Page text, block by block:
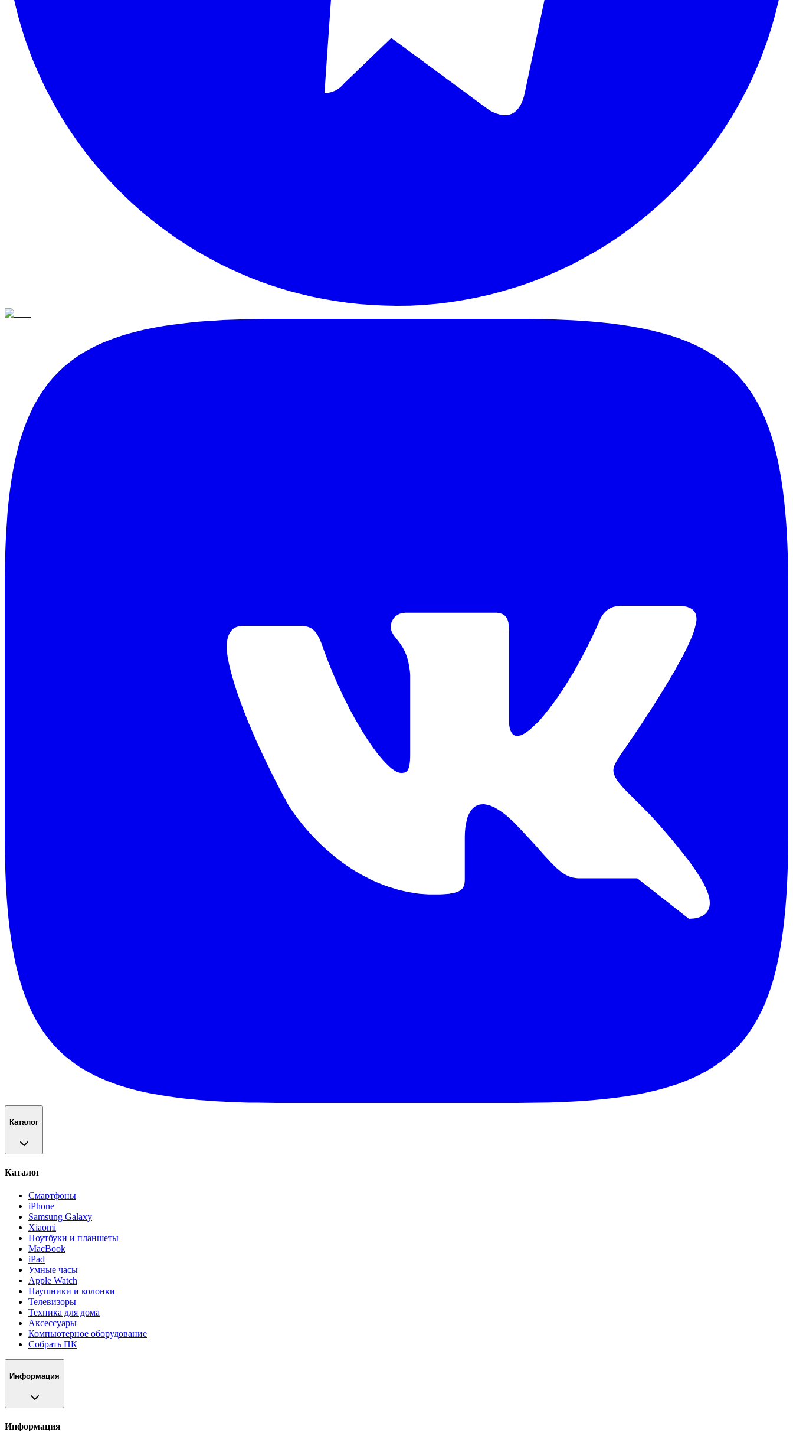
Каталог
Каталог
Смартфоны
iPhone
Samsung Galaxy
Xiaomi
Ноутбуки и планшеты
MacBook
iPad
Умные часы
Apple Watch
Наушники и колонки
Телевизоры
Техника для дома
Аксессуары
Компьютерное оборудование
Собрать ПК
Информация
Информация